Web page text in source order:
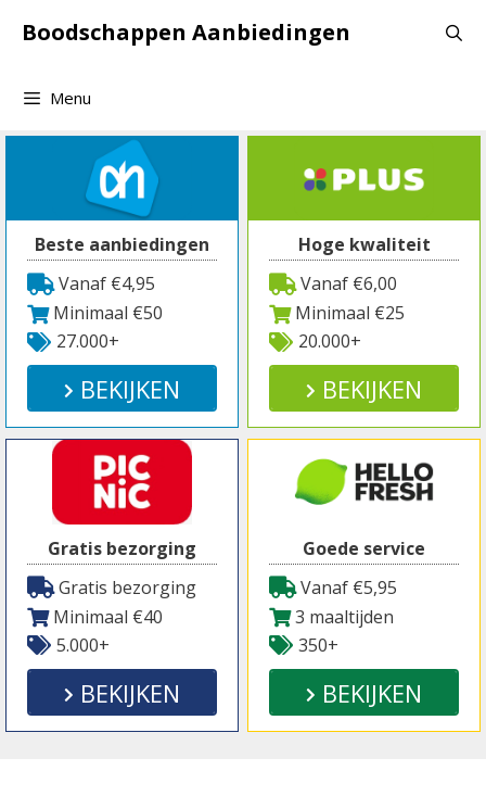
naarBoodschappen Aanbiedingen
Menu
Beste aanbiedingen
Vanaf €4,95
Minimaal €50
27.000+
BEKIJKEN
Hoge kwaliteit
Vanaf €6,00
Minimaal €25
20.000+
BEKIJKEN
Gratis bezorging
Gratis bezorging
Minimaal €40
5.000+
BEKIJKEN
Goede service
Vanaf €5,95
3 maaltijden
350+
BEKIJKEN